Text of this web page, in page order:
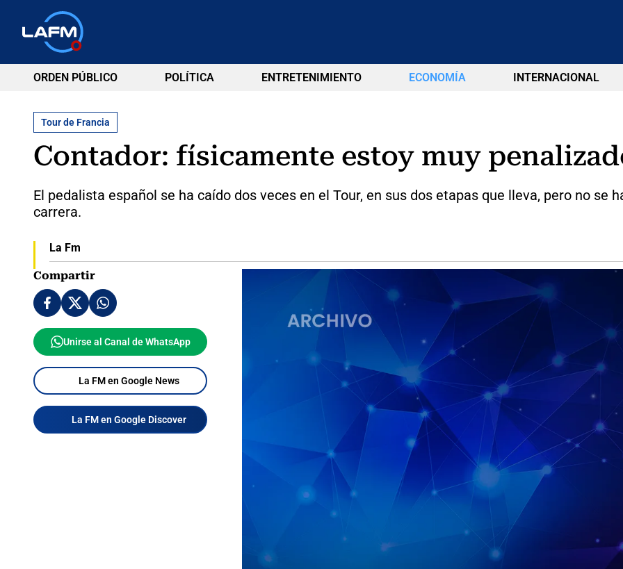
ORDEN PÚBLICO POLÍTICA ENTRETENIMIENTO ECONOMÍA INTERNACIONAL
Tour de Francia
Contador: físicamente estoy muy
El pedalista español se ha caído dos veces en el Tour, en sus dos etapas que lleva, pero no se
carrera.
La Fm
Compartir
Unirse al Canal de WhatsApp
La FM en Google News
La FM en Google Discover